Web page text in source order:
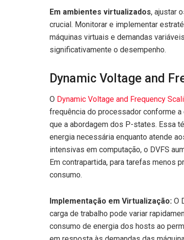
Em ambientes virtualizados, ajustar
crucial. Monitorar e implementar
máquinas virtuais e demandas
significativamente o desempenho.
Dynamic Voltage and
O Dynamic Voltage and Frequency
frequência do processador conforme a
que a abordagem dos P-states. Essa
energia necessária enquanto atende
intensivas em computação, o DVFS
Em contrapartida, para tarefas menos
consumo.
Implementação em Virtualização: O
carga de trabalho pode variar
consumo de energia dos hosts ao